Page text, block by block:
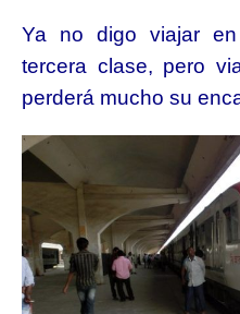
Ya no digo viajar
tercera clase, pero
perderá mucho su